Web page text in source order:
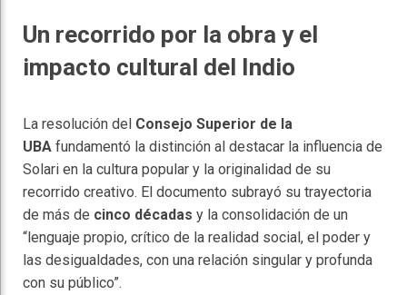
Un recorrido por la obra y el
impacto cultural del Indio
La resolución del Consejo Superior de la
UBA fundamentó la distinción al destacar la influencia de
Solari en la cultura popular y la originalidad de su
recorrido creativo. El documento subrayó su trayectoria
de más de cinco décadas y la consolidación de un
“lenguaje propio, crítico de la realidad social, el poder y
las desigualdades, con una relación singular y profunda
con su público”.